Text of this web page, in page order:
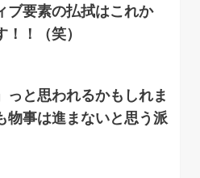
ブ要素の払拭はこれか
！（笑）
っと思われるかもしれま
物事は進まないと思う派